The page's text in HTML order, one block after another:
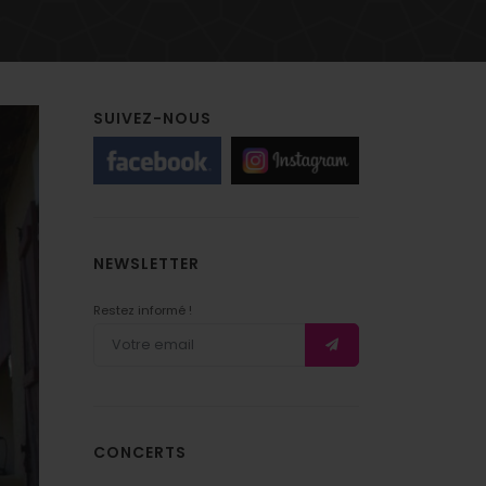
SUIVEZ-NOUS
NEWSLETTER
Restez informé !
CONCERTS